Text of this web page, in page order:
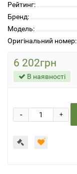
Рейтинг:
Бренд:
Модель:
Оригінальний номер:
6 202грн
В наявності
+
-